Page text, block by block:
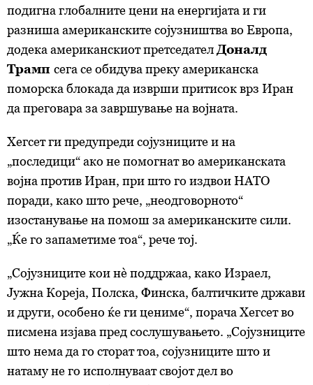
подигна глобалните цени на енергијата и ги
разниша американските сојузништва во Европа,
додека американскиот претседател Доналд
Трамп сега се обидува преку американска
поморска блокада да изврши притисок врз Иран
да преговара за завршување на војната.
Хегсет ги предупреди сојузниците и на
„последици“ ако не помогнат во американската
војна против Иран, при што го издвои НАТО
поради, како што рече, „неодговорното“
изостанување на помош за американските сили.
„Ќе го запаметиме тоа“, рече тој.
„Сојузниците кои нè поддржаа, како Израел,
Јужна Кореја, Полска, Финска, балтичките држави
и други, особено ќе ги цениме“, порача Хегсет во
писмена изјава пред сослушувањето. „Сојузниците
што нема да го сторат тоа, сојузниците што и
натаму не го исполнуваат својот дел во